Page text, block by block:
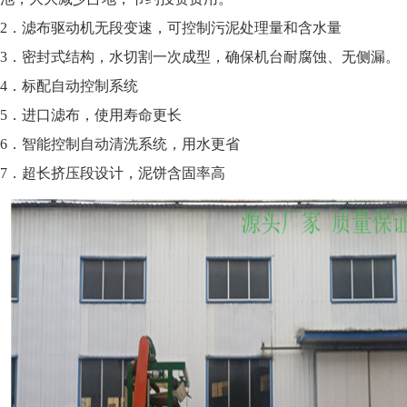
2．滤布驱动机无段变速，可控制污泥处理量和含水量
3．密封式结构，水切割一次成型，确保机台耐腐蚀、无侧漏。
4．标配自动控制系统
5．进口滤布，使用寿命更长
6．智能控制自动清洗系统，用水更省
7．超长挤压段设计，泥饼含固率高